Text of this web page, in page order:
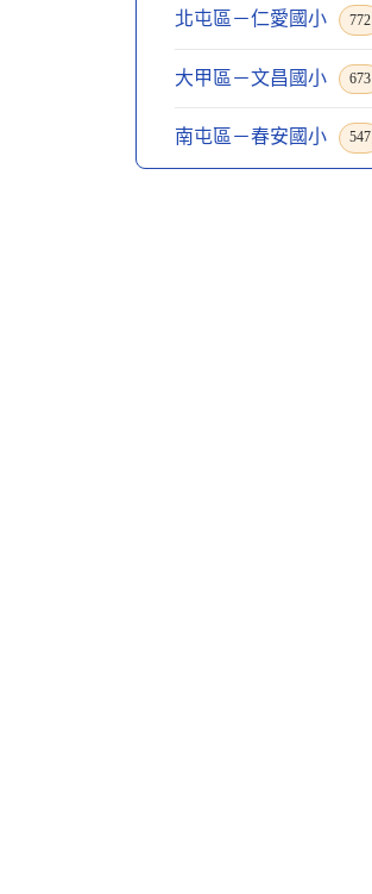
北屯區－仁愛國小 772
大甲區－文昌國小 673
南屯區－春安國小 547